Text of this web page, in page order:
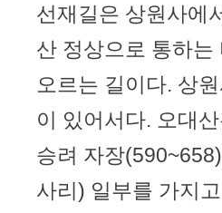
선재길은 상원사에
산 정상으로 통하
오르는 길이다. 상
이 있어서다. 오대
승려 자장
사리) 일부를 가지